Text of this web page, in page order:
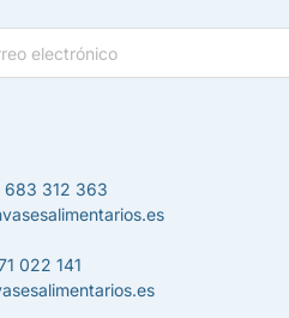
683 312 363
022 141